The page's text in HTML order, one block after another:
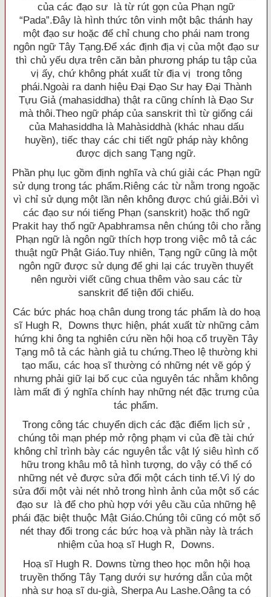
của các đạo sư là từ rút gọn của Phạn ngữ
“Pada”.Ðây là hình thức tôn vinh một bậc thánh hay
một đạo sư hoặc để chỉ chung cho phái nam trong
ngôn ngữ Tây Tạng.Ðể xác định địa vị của một đạo sư
thì chủ yếu dựa trên căn bản phương pháp tu tập của
vị ấy, chứ không phát xuất từ địa vị trong tông
phái.Ngoài ra danh hiệu Ðại Ðạo Sư hay Ðại Thành
Tựu Giả (mahasiddha) thật ra cũng chính là Ðạo Sư
mà thôi.Theo ngữ pháp của sanskrit thì từ giống cái
của Mahasiddha là Mahàsiddhà (khác nhau dấu
huyền), tiếc thay các chi tiết ngữ pháp này không
được dịch sang Tạng ngữ.
Phần phụ lục gồm định nghĩa và chú giải các Phạn ngữ
sử dụng trong tác phẩm.Riêng các từ nằm trong ngoặc
vì chỉ sử dụng một lần nên không được chú giải.Bởi vì
các đạo sư nói tiếng Phạn (sanskrit) hoặc thổ ngữ
Prakit hay thổ ngữ Apabhramsa nên chúng tôi cho rằng
Phạn ngữ là ngôn ngữ thích hợp trong việc mô tả các
thuật ngữ Phật Giáo.Tuy nhiên, Tạng ngữ cũng là một
ngôn ngữ được sử dụng để ghi lại các truyền thuyết
nên người viết cũng chua thêm vào sau các từ
sanskrit để tiện đối chiếu.
Các bức phác hoạ chân dung trong tác phẩm là do hoạ
sĩ Hugh R, Downs thực hiện, phát xuất từ những cảm
hứng khi ông ta nghiên cứu nền hội hoạ cổ truyền Tây
Tạng mô tả các hành giả tu chứng.Theo lệ thường khi
tạo mẩu, các hoạ sĩ thường có những nét vẽ góp ý
nhưng phải giữ lại bố cục của nguyên tác nhằm không
làm mất đi ý nghĩa chính hay những nét đặc trưng của
tác phẩm.
Trong công tác chuyển dịch các đặc điểm lịch sử ,
chúng tôi mạn phép mở rộng phạm vi của đề tài chứ
không chỉ trình bày các nguyên tắc vật lý siêu hình cố
hữu trong khâu mô tả hình tượng, do vậy có thể có
những nét vẻ được sửa đổi một cách tinh tế.Vì lý do
sửa đổi một vài nét nhỏ trong hình ảnh của một số các
đạo sư là để cho phù hợp với yêu cầu của những hệ
phái đặc biệt thuộc Mật Giáo.Chúng tôi cũng có một số
nét thay đổi trong các bức hoạ và phần này là trách
nhiệm của hoạ sĩ Hugh R, Downs.
Hoạ sĩ Hugh R. Downs từng theo học môn hội hoạ
truyền thống Tây Tạng dưới sự hướng dẫn của một
nhà sư hoạ sĩ du-già, Sherpa Au Lashe.Oâng ta có